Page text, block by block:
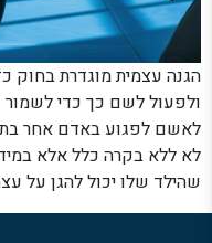
הגנה עצמית מוגדרת בחוק
ולפעול לשם כך כדי לשמור
לאשם לפגוע באדם אחר
לא ללא בקרה כלל אלא
שהילד שלו יכול להגן על